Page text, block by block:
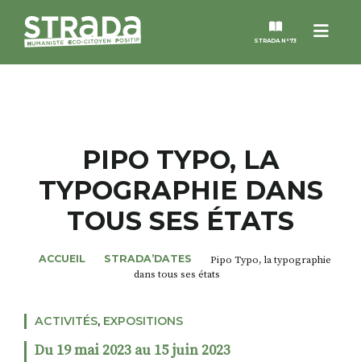
Menu
STRADA N°73
MAGAZINES
NOS THÈMES
ROSÉE DE MAI
PIPO TYPO, LA
TYPOGRAPHIE DANS
TOUS SES ÉTATS
ACCUEIL STRADA’DATES
Pipo Typo, la typographie
dans tous ses états
ACTIVITÉS, EXPOSITIONS
Du 19 mai 2023 au 15 juin 2023